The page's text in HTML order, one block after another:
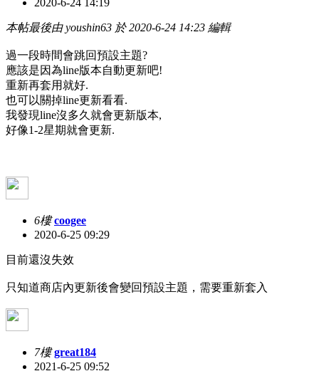
本帖最後由 youshin63 於 2020-6-24 14:23 編輯
過一段時間會跳回預設主題?
應該是因為line版本自動更新吧!
重新再套用就好.
也可以關掉line更新看看.
我發現line沒多久就會更新版本,
好像1-2星期就會更新.
6樓 coogee
2020-6-25 09:29
目前還沒失效
只知道商店內更新後會變回預設主題，需要重新套入
7樓 great184
2021-6-25 09:52